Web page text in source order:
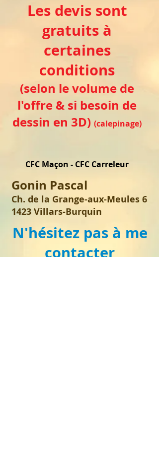
Les devis sont
gratuits à
certaines
conditions
(selon le volume de
l'offre & si besoin de
dessin en 3D) (calepinage)
CFC Maçon - CFC Carreleur
Gonin Pascal
Ch. de la Grange-aux-Meules 6
1423 Villars-Burquin
N'hésitez pas à me
contacter